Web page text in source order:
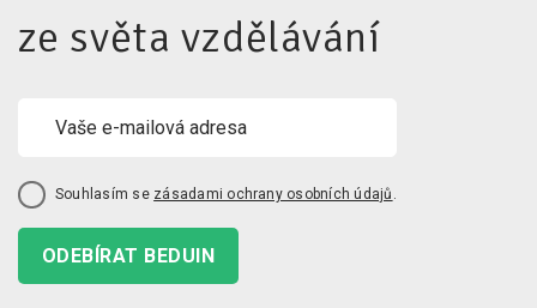
ze světa vzdělávání
Souhlasím se zásadami ochrany osobních údajů .
ODEBÍRAT BEDUIN